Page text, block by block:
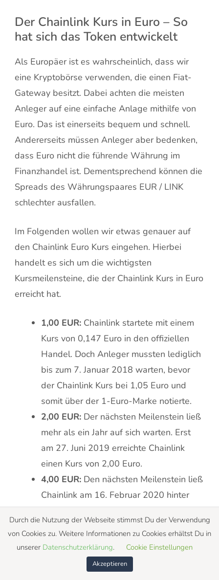
Der Chainlink Kurs in Euro – So
hat sich das Token entwickelt
Als Europäer ist es wahrscheinlich, dass wir
eine Kryptobörse verwenden, die einen Fiat-
Gateway besitzt. Dabei achten die meisten
Anleger auf eine einfache Anlage mithilfe von
Euro. Das ist einerseits bequem und schnell.
Andererseits müssen Anleger aber bedenken,
dass Euro nicht die führende Währung im
Finanzhandel ist. Dementsprechend können die
Spreads des Währungspaares EUR / LINK
schlechter ausfallen.
Im Folgenden wollen wir etwas genauer auf
den Chainlink Euro Kurs eingehen. Hierbei
handelt es sich um die wichtigsten
Kursmeilensteine, die der Chainlink Kurs in Euro
erreicht hat.
1,00 EUR: Chainlink startete mit einem
Kurs von 0,147 Euro in den offiziellen
Handel. Doch Anleger mussten lediglich
bis zum 7. Januar 2018 warten, bevor
der Chainlink Kurs bei 1,05 Euro und
somit über der 1-Euro-Marke notierte.
2,00 EUR: Der nächsten Meilenstein ließ
mehr als ein Jahr auf sich warten. Erst
am 27. Juni 2019 erreichte Chainlink
einen Kurs von 2,00 Euro.
4,00 EUR: Den nächsten Meilenstein ließ
Chainlink am 16. Februar 2020 hinter
sich. Kurz vor der Corona-Krise notierte
LINK zu einem Kurs von 4,01 Euro.
8,00 EUR:
Inmitten der
Weltwirtschaftskrise schaffte Chainlink
einen weiteren Meilenstein. Am 4.
Durch die Nutzung der Webseite stimmst Du der Verwendung
von Cookies zu. Weitere Informationen zu Cookies erhältst Du in
unserer Datenschutzerklärung. Cookie Einstellungen
Akzeptieren